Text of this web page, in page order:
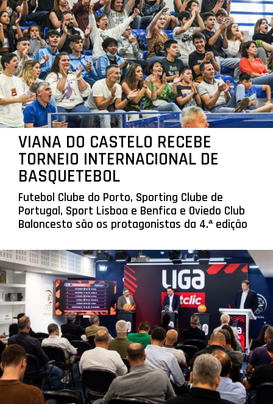
VIANA DO CASTELO RECEBE
TORNEIO INTERNACIONAL DE
BASQUETEBOL
Futebol Clube do Porto, Sporting Clube de
Portugal, Sport Lisboa e Benfica e Oviedo Club
Baloncesto são os protagonistas da 4.ª edição